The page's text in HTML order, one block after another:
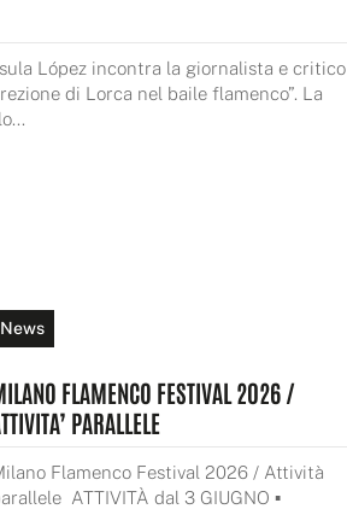
López incontra la giornalista e critico
di Lorca nel baile flamenco”. La
News
FLAMENCO FESTIVAL 2026 /
PARALLELE
Flamenco Festival 2026 / Attività
ATTIVITÀ dal 3 GIUGNO ▪️